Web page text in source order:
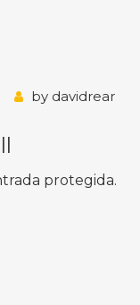
by davidrear
protegida.